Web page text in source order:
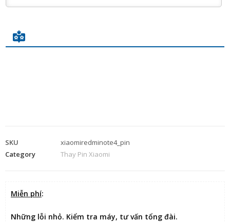
SKU
xiaomiredminote4_pin
Category
Thay Pin Xiaomi
Miễn phí:
Những lỗi nhỏ. Kiểm tra máy, tư vấn tổng đài.